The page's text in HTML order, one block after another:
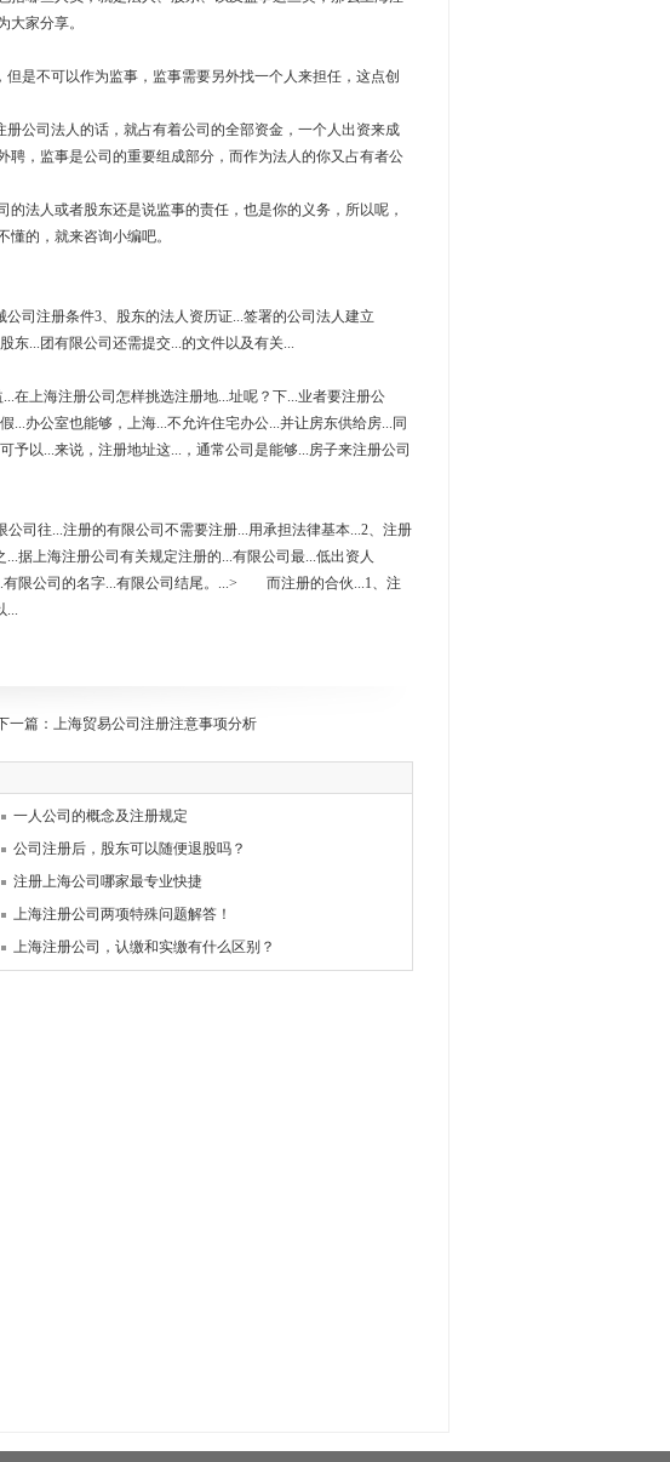
家分享。
不可以作为监事，监事需要另外找一个人来担任，这点创
公司法人的话，就占有着公司的全部资金，一个人出资来成
，监事是公司的重要组成部分，而作为法人的你又占有者公
法人或者股东还是说监事的责任，也是你的义务，所以呢，
的，就来咨询小编吧。
司注册条件3、股东的法人资历证...签署的公司法人建立
东...团有限公司还需提交...的文件以及有关...
上海注册公司怎样挑选注册地...址呢？下...业者要注册公
...办公室也能够，上海...不允许住宅办公...并让房东供给房...同
予以...来说，注册地址这...，通常公司是能够...房子来注册公司
往...注册的有限公司不需要注册...用承担法律基本...2、注册
据上海注册公司有关规定注册的...有限公司最...低出资人
有限公司的名字...有限公司结尾。...> 而注册的合伙...1、注
...
一篇： 上海贸易公司注册注意事项分析
一人公司的概念及注册规定
公司注册后，股东可以随便退股吗？
注册上海公司哪家最专业快捷
上海注册公司两项特殊问题解答！
上海注册公司，认缴和实缴有什么区别？